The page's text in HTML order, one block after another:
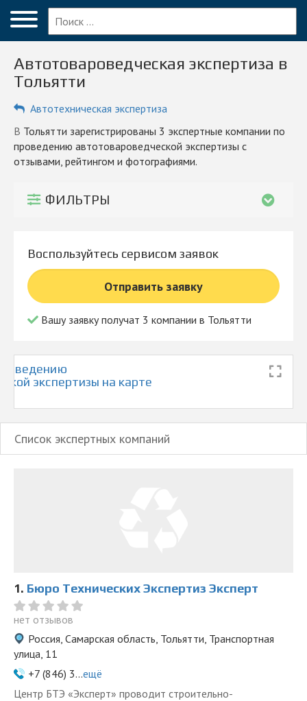
Меню
Главная
Вопрос эксперту
Компании
КОМПАНИЯМ
© 2026 Все права защищены
Автотовароведческая экспертиза в
Тольятти
Автотехническая экспертиза
в Тольятти зарегистрированы 3 экспертные компании по
проведению автотовароведческой экспертизы с
отзывами, рейтингом и фотографиями.
ФИЛЬТРЫ
Воспользуйтесь сервисом заявок
Отправить заявку
Вашу заявку получат 3 компании в Тольятти
экспертизы на карте
Список экспертных компаний
1. Бюро Технических Экспертиз Эксперт
нет отзывов
Россия, Самарская область, Тольятти, Транспортная
улица, 11
+7 (846) 3...ещё
Центр БТЭ «Эксперт» проводит строительно-